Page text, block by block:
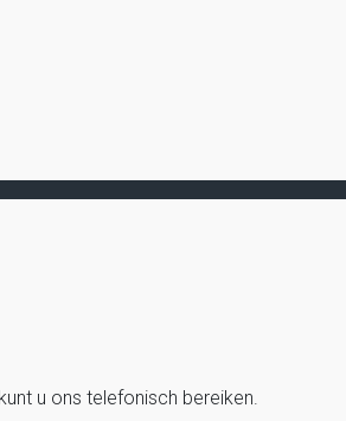
u ons telefonisch bereiken.